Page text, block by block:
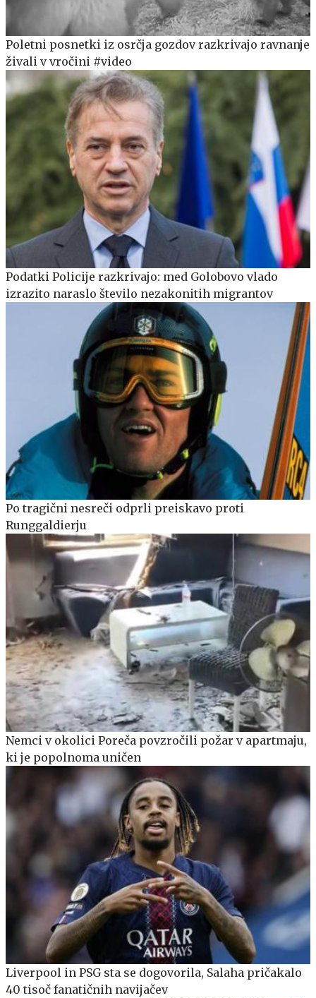
Poletni posnetki iz osrčja gozdov razkrivajo ravnanje
živali v vročini #video
Podatki Policije razkrivajo: med Golobovo vlado
izrazito naraslo število nezakonitih migrantov
Po tragični nesreči odprli preiskavo proti
Runggaldierju
Nemci v okolici Poreča povzročili požar v apartmaju,
ki je popolnoma uničen
Liverpool in PSG sta se dogovorila, Salaha pričakalo
40 tisoč fanatičnih navijačev